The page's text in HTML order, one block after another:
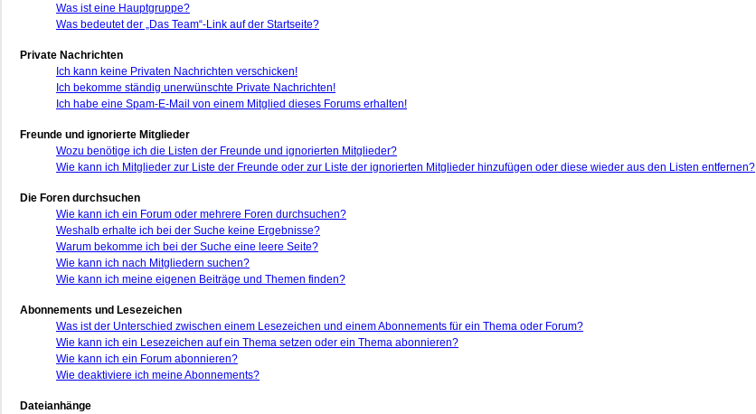
Was ist eine Hauptgruppe?
Was bedeutet der „Das Team“-Link auf der Startseite?
Private Nachrichten
Ich kann keine Privaten Nachrichten verschicken!
Ich bekomme ständig unerwünschte Private Nachrichten!
Ich habe eine Spam-E-Mail von einem Mitglied dieses Forums erhalten!
Freunde und ignorierte Mitglieder
Wozu benötige ich die Listen der Freunde und ignorierten Mitglieder?
Wie kann ich Mitglieder zur Liste der Freunde oder zur Liste der ignorierten Mitglieder hinzufügen oder diese wieder aus den Listen entfernen?
Die Foren durchsuchen
Wie kann ich ein Forum oder mehrere Foren durchsuchen?
Weshalb erhalte ich bei der Suche keine Ergebnisse?
Warum bekomme ich bei der Suche eine leere Seite?
Wie kann ich nach Mitgliedern suchen?
Wie kann ich meine eigenen Beiträge und Themen finden?
Abonnements und Lesezeichen
Was ist der Unterschied zwischen einem Lesezeichen und einem Abonnements für ein Thema oder Forum?
Wie kann ich ein Lesezeichen auf ein Thema setzen oder ein Thema abonnieren?
Wie kann ich ein Forum abonnieren?
Wie deaktiviere ich meine Abonnements?
Dateianhänge